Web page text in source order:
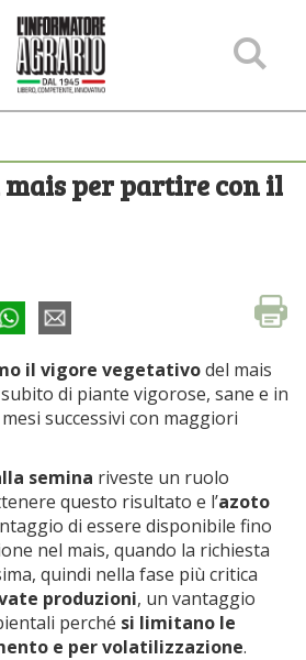
per partire con il
il vigore vegetativodel mais
di piante vigorose, sane e in
successivi con maggiori
semina riveste un ruolo
questo risultato e l’azoto
di essere disponibile fino
nel mais, quando la richiesta
quindi nella fase più critica
produzioni, un vantaggio
perché si limitano le
e per volatilizzazione.